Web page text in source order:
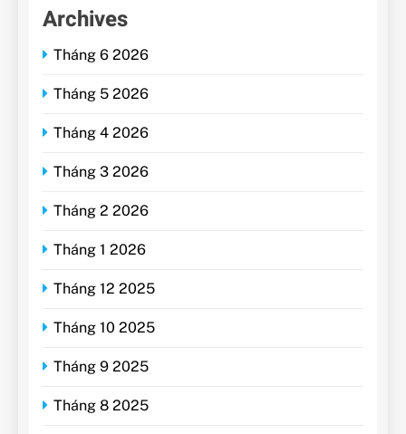
Archives
Tháng 6 2026
Tháng 5 2026
Tháng 4 2026
Tháng 3 2026
Tháng 2 2026
Tháng 1 2026
Tháng 12 2025
Tháng 10 2025
Tháng 9 2025
Tháng 8 2025